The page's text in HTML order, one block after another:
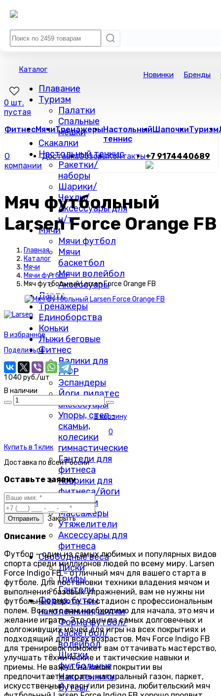
Каталог
Плавание
Туризм
Палатки
Спальные
мешки
Скакалки
Настольный теннис
Ракетки/
наборы
Шарики/
Чехлы/
Аксессуары для
н/т
Мячи
Мячи футбол
Мячи
баскетбол
Мячи волейбол
Аксессуары
Дартс
Тренажеры
Единоборства
Коньки
Лыжи беговые
Фитнес
Валики для
МФР
Эспандеры
Йоги, пилатес
аксессуары
Упоры, степ -
скамьи,
колесики
гимнастические
Гантели для
фитнеса
Коврики для
фитнеса/йоги
Скакалки
Массажеры
Утяжелители
Аксессуары для
фитнеса
Свободные веса
Диски
Грифы
Гантели
Форма, бутсы,
наколенники, щитки
Форма футбол/
баскетбол/
волейбол
Щитки
футбольные
Наколенники
Бутсы/
Новинки Бренды
0 шт.
пустая
ФитнесМячиТренажерыНастольный
теннис
ШапочкиТуризм
О
компании
ДоставкаОбзорыКонтакты+7 9174440689
Мяч футбольный
Larsen Force Orange FB
Главная
Каталог
Мячи
Мячи футбол
Мяч футбольный Larsen Force Orange FB
В избранное
Поделиться
1 040 руб./шт
В наличии
В корзину
0
Купить в 1 клик
Доставка по всей России
Оставьте заявку
Закрыть
Описание
Футбол – один из самых любимых и популярных видов
спорта среди миллионов людей по всему миру. Larsen
Force Indigo FB - отличный мяч для вашего старта в
футболе. Для постановки техники владения мячом и
выполнения базовых упражнений, вам не нужны ни
футбольные ворота, ни стадион с профессиональным
полем. Все, что вам необходимо для начала, это мяч и
желание играть. Это один из самых долговечных и
долгоживущих мячей для игры на всех покрытиях и
подходящий для всех возрастов. Мяч Force Indigo FB
для тренировок поможет вам оттачивать мастерство,
улучшать технические и тактические навыки и
приемы. Не важно, на каком покрытии вы
предпочитаете играть, натуральный газон, паркет,
искусственный газон или резина, любительский мяч